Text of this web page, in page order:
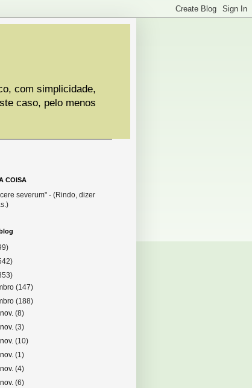
com simplicidade,
caso, pelo menos
COISA
severum" - (Rindo, dizer
(147)
(188)
(8)
(3)
(10)
(1)
(4)
(6)